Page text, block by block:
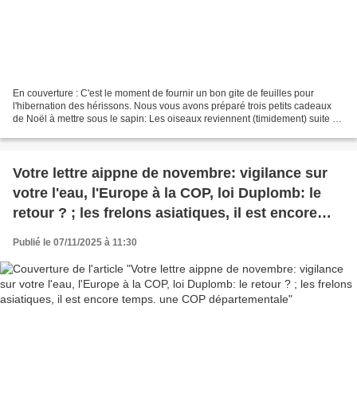
En couverture : C'est le moment de fournir un bon gite de feuilles pour
l'hibernation des hérissons. Nous vous avons préparé trois petits cadeaux
de Noël à mettre sous le sapin: Les oiseaux reviennent (timidement) suite à
Votre lettre aippne de novembre: vigilance sur
votre l'eau, l'Europe à la COP, loi Duplomb: le
retour ? ; les frelons asiatiques, il est encore
Publié le 07/11/2025 à 11:30